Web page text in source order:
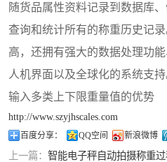
随货品属性资料记录到数据库
查询和统计所有的称重历史记
高，还拥有强大的数据处理功
人机界面以及全球化的系统支持
输入多类上下限重量值的优势
http://www.szyjhscales.com
百度分享： QQ空间 新浪微博
上一篇： 智能电子秤自动拍摄称重